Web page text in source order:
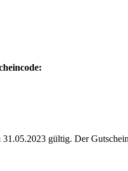
gültig. Der